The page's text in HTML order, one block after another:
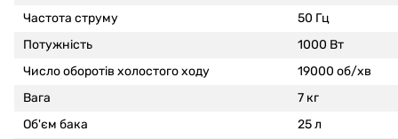
Частота струму
50 Гц
Потужність
1000 Вт
Число оборотів холостого ходу
19000 об/хв
Вага
7 кг
Об'єм бака
25 л